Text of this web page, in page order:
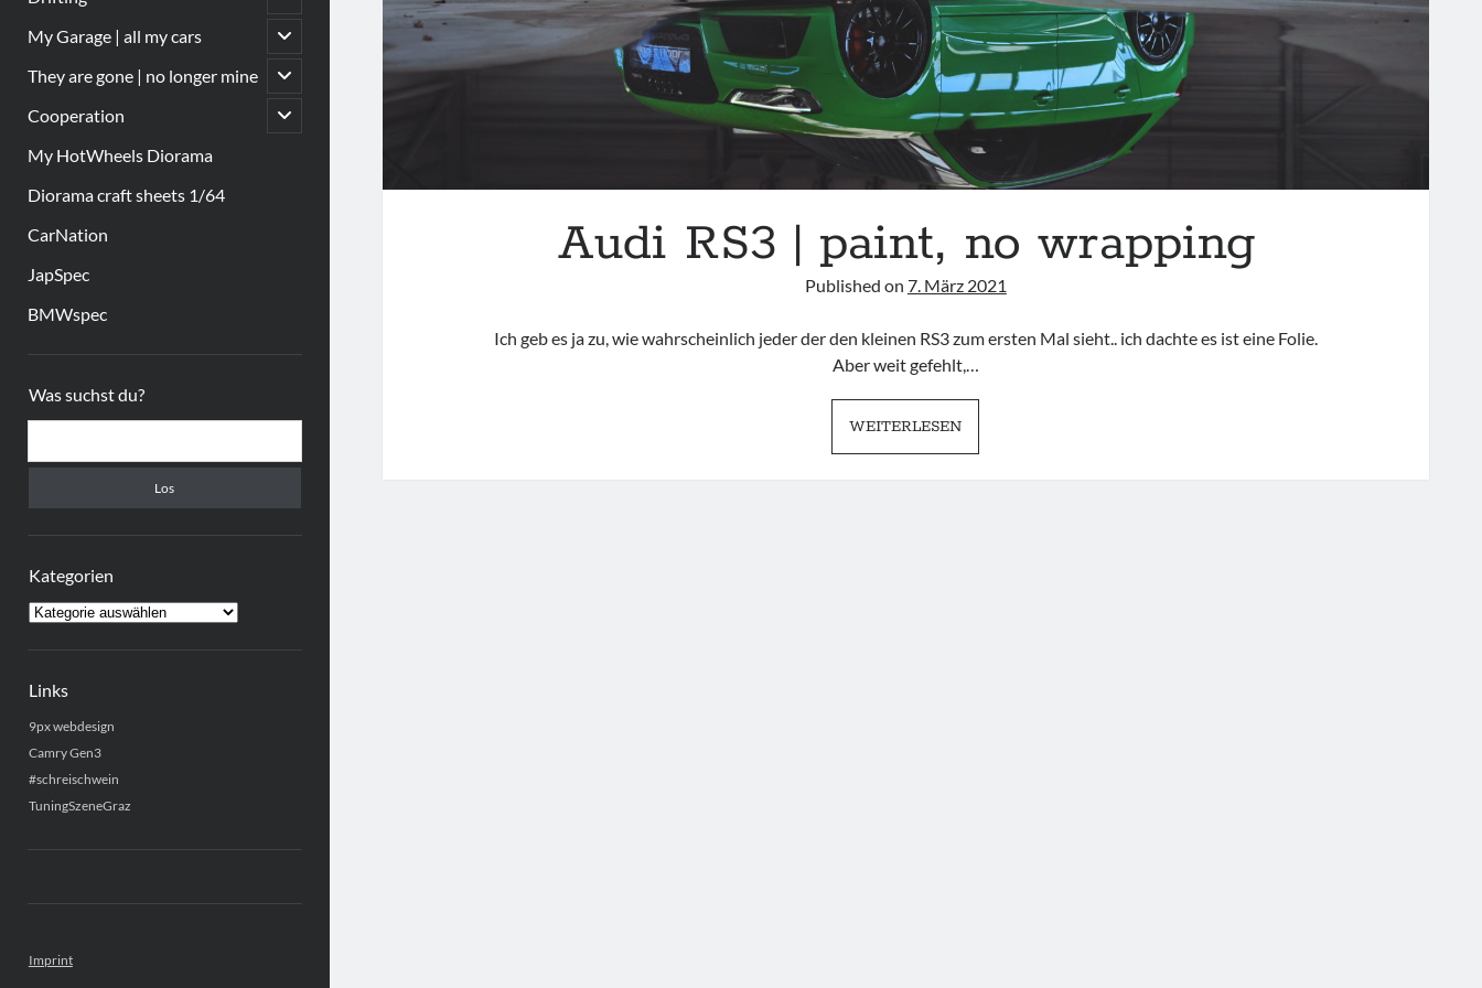
öffnen
My Garage | all my cars
Untermenü
öffnen
They are gone | no longer mine
Untermenü
öffnen
Cooperation
Untermenü
öffnen
My HotWheels Diorama
Diorama craft sheets 1/64
CarNation
JapSpec
BMWspec
Was suchst du?
Kategorien
Kategorien
Links
9px webdesign
Camry Gen3
#schreischwein
TuningSzeneGraz
Imprint
Audi RS3 | paint, no wrapping
Published on 7. März 2021
Ich geb es ja zu, wie wahrscheinlich jeder der den kleinen RS3 zum ersten Mal sieht.. ich dachte es ist eine Folie.
Aber weit gefehlt,…
WEITERLESENAUDI
RS3